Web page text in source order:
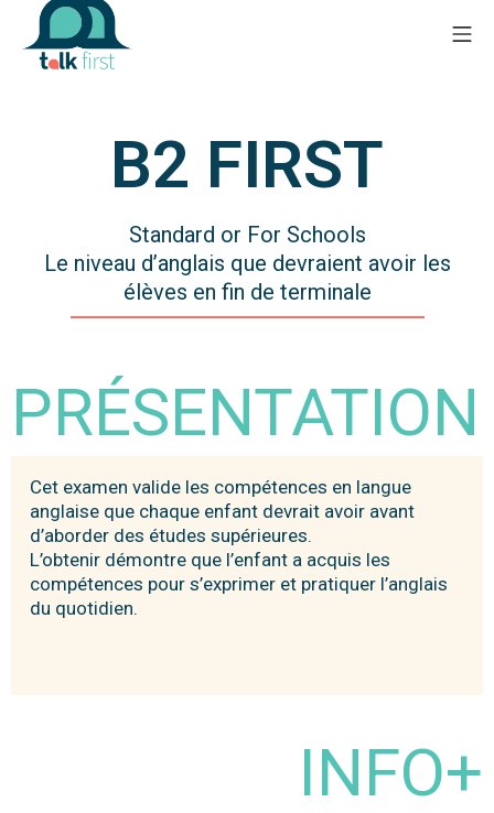
B2 FIRST
Standard or For Schools
Le niveau d’anglais que devraient avoir les
élèves en fin de terminale
PRÉSENTATION
Cet examen valide les compétences en langue
anglaise que chaque enfant devrait avoir avant
d’aborder des études supérieures.
L’obtenir démontre que l’enfant a acquis les
compétences pour s’exprimer et pratiquer l’anglais
du quotidien.
INFO+